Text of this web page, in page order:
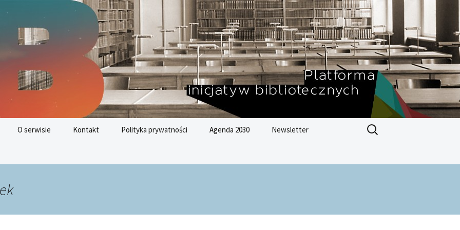
O serwisie Kontakt Polityka prywatności Agenda 2030 Newsletter
Szukaj: